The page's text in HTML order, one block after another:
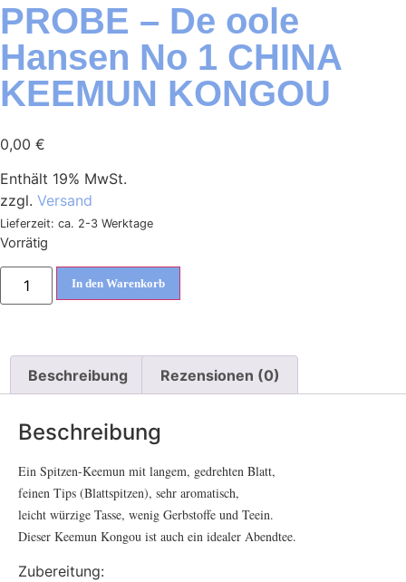
PROBE – De oole
Hansen No 1 CHINA
KEEMUN KONGOU
0,00 €
Enthält 19% MwSt.
zzgl. Versand
Lieferzeit: ca. 2-3 Werktage
Vorrätig
In den Warenkorb
Beschreibung Rezensionen (0)
Beschreibung
Ein Spitzen-Keemun mit langem, gedrehten Blatt,
feinen Tips (Blattspitzen), sehr aromatisch,
leicht würzige Tasse, wenig Gerbstoffe und Teein.
Dieser Keemun Kongou ist auch ein idealer Abendtee.
Zubereitung: